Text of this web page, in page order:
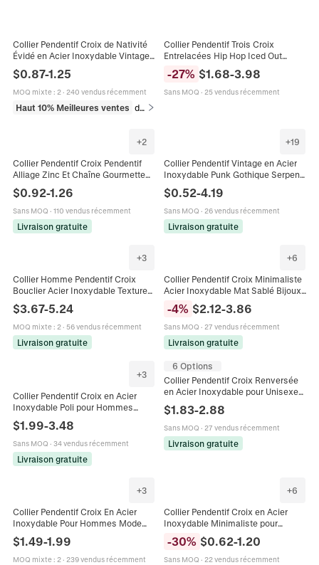
Collier Pendentif Croix de Nativité
Évidé en Acier Inoxydable Vintage
pour Hommes
$0.87-1.25
MOQ mixte: 2· 240 vendus récemment
Haut 10% Meilleures ventes dans Colliers beaded pour homme
Collier Pendentif Trois Croix
Entrelacées Hip Hop Iced Out
Avec Chaîne Cubaine Or Argent
Bijoux Cadeau
-27% $1.68-3.98
Sans MOQ · 25 vendus récemment
+2
Collier Pendentif Croix Pendentif
Alliage Zinc Et Chaîne Gourmette
Acier Inoxydable Hip Hop
Streetwear Hommes Gothique
$0.92-1.26
Sans MOQ · 110 vendus récemment
Livraison gratuite
+19
Collier Pendentif Vintage en Acier
Inoxydable Punk Gothique Serpent
Tête de Mort Croix Bijoux pour
Hommes Femmes
$0.52-4.19
Sans MOQ · 26 vendus récemment
Livraison gratuite
+3
Collier Homme Pendentif Croix
Bouclier Acier Inoxydable Texture
Martelée Rétro Religieux Punk
Style Britannique
$3.67-5.24
MOQ mixte: 2· 56 vendus récemment
Livraison gratuite
+6
Collier Pendentif Croix Minimaliste
Acier Inoxydable Mat Sablé Bijoux
De Mode Religieux Pour Hommes
Femmes
-4% $2.12-3.86
Sans MOQ · 27 vendus récemment
Livraison gratuite
+3
Collier Pendentif Croix en Acier
Inoxydable Poli pour Hommes
Minimalistes Cadeau Noir Or
Argent
$1.99-3.48
Sans MOQ · 34 vendus récemment
Livraison gratuite
6 Options
Collier Pendentif Croix Renversée
en Acier Inoxydable pour Unisexe
Croix de Saint-Pierre Gothique
Minimaliste Bijoux
$1.83-2.88
Sans MOQ · 27 vendus récemment
Livraison gratuite
+3
Collier Pendentif Croix En Acier
Inoxydable Pour Hommes Mode
Religieuse Bijoux Chaîne Cubaine
$1.49-1.99
MOQ mixte: 2· 239 vendus récemment
+6
Collier Pendentif Croix en Acier
Inoxydable Minimaliste pour
Hommes Femmes Chaîne Box
Géométrique Polie Punk Bijoux
Cadeau
-30% $0.62-1.20
Sans MOQ · 22 vendus récemment